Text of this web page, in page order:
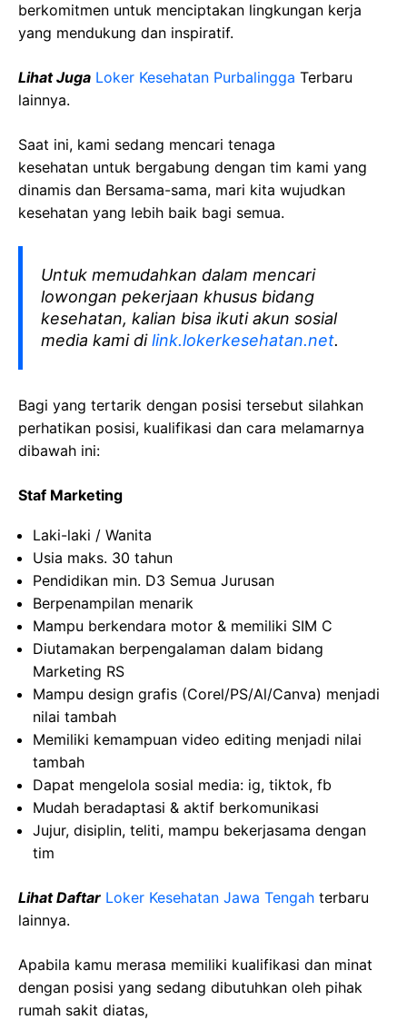
berkomitmen untuk menciptakan lingkungan kerja
yang mendukung dan inspiratif.
Lihat Juga Loker Kesehatan Purbalingga Terbaru
lainnya.
Saat ini, kami sedang mencari tenaga
kesehatan untuk bergabung dengan tim kami yang
dinamis dan Bersama-sama, mari kita wujudkan
kesehatan yang lebih baik bagi semua.
Untuk memudahkan dalam mencari
lowongan pekerjaan khusus bidang
kesehatan, kalian bisa ikuti akun sosial
media kami dilink.lokerkesehatan.net.
Bagi yang tertarik dengan posisi tersebut silahkan
perhatikan posisi, kualifikasi dan cara melamarnya
dibawah ini:
Staf Marketing
Laki-laki / Wanita
Usia maks. 30 tahun
Pendidikan min. D3 Semua Jurusan
Berpenampilan menarik
Mampu berkendara motor & memiliki SIM C
Diutamakan berpengalaman dalam bidang
Marketing RS
Mampu design grafis (Corel/PS/Al/Canva) menjadi
nilai tambah
Memiliki kemampuan video editing menjadi nilai
tambah
Dapat mengelola sosial media: ig, tiktok, fb
Mudah beradaptasi & aktif berkomunikasi
Jujur, disiplin, teliti, mampu bekerjasama dengan
tim
Lihat Daftar Loker Kesehatan Jawa Tengah terbaru
lainnya.
Apabila kamu merasa memiliki kualifikasi dan minat
dengan posisi yang sedang dibutuhkan oleh pihak
rumah sakit diatas,